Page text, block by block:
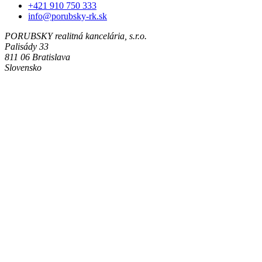
+421 910 750 333
info@porubsky-rk.sk
PORUBSKY realitná kancelária, s.r.o.
Palisády 33
811 06 Bratislava
Slovensko